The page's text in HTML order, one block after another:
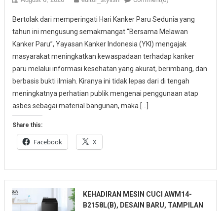
Bertolak dari memperingati Hari Kanker Paru Sedunia yang
tahun ini mengusung semakmangat “Bersama Melawan
Kanker Paru”, Yayasan Kanker Indonesia (YKI) mengajak
masyarakat meningkatkan kewaspadaan terhadap kanker
paru melalui informasi kesehatan yang akurat, berimbang, dan
berbasis bukti ilmiah. Kiranya ini tidak lepas dari di tengah
meningkatnya perhatian publik mengenai penggunaan atap
asbes sebagai material bangunan, maka […]
Share this:
Facebook X
KEHADIRAN MESIN CUCI AWM14-
B2158L(B), DESAIN BARU, TAMPILAN